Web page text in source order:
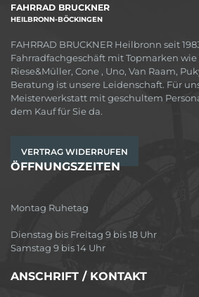
FAHRRAD BRUCKNER
HEILBRONN-BÖCKINGEN
FAHRRAD BRUCKNER Heilbronn seit
Fahrradfachgeschäft mit Topmarken wie
Riese&Müller, Cone , Uno, Van Raam,
Beratung ist unsere Leidenschaft. Für
Meisterwerkstatt mit geschultem
dem Kauf für Sie da.
VERTRAG WIDERRUFEN
ÖFFNUNGSZEITEN
Montag Ruhetag
Dienstag bis Freitag 9 bis 18 Uhr
Samstag 9 bis 14 Uhr
ANSCHRIFT / KONTAKT